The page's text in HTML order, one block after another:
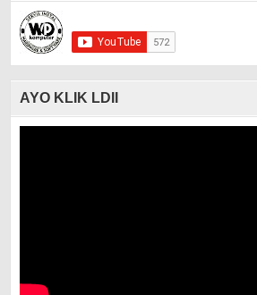
AYO KLIK LDII